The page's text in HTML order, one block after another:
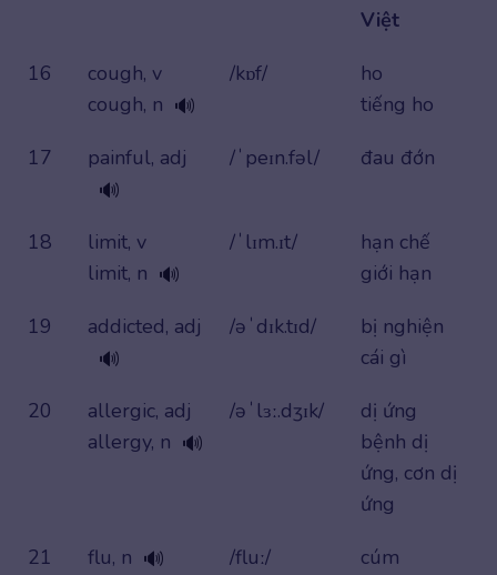
Việt
16
cough, v
cough, n 🔊
/kɒf/
ho
tiếng ho
17
painful, adj
🔊
/ˈpeɪn.fəl/ đau đớn
18
limit, v
limit, n 🔊
/ˈlɪm.ɪt/
hạn chế
giới hạn
19
addicted, adj
🔊
/əˈdɪk.tɪd/
bị nghiện
cái gì
20
allergic, adj
allergy, n 🔊
/əˈlɜː.dʒɪk/
dị ứng
bệnh dị
ứng, cơn dị
ứng
21
flu, n 🔊 /fluː/
cúm